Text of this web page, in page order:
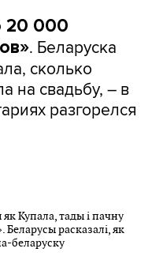
20 000
. Беларуска
сколько
на свадьбу, – в
разгорелся